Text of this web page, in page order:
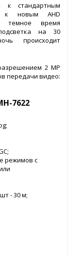
к стандартным
к новым AHD
темное время
на 30
происходит
2 MP
передачи видео:
7622
режимов с
- 30 м;